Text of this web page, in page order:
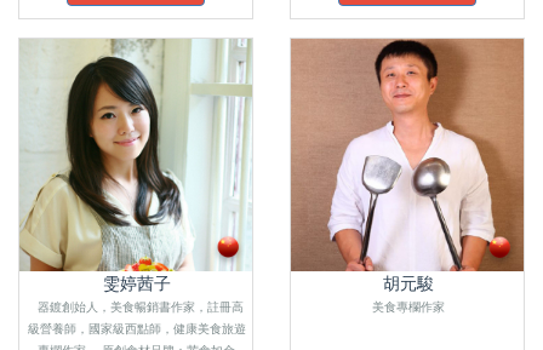
雯婷茜子
器鍍創始人，美食暢銷書作家，註冊高
級營養師，國家級西點師，健康美食旅遊
胡元駿
美食專欄作家